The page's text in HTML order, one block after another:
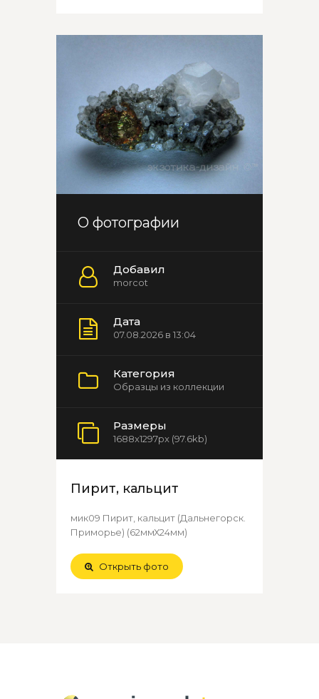
О фотографии
Добавил
morcot
Дата
07.08.2026 в 13:04
Категория
Образцы из коллекции
Размеры
1688x1297px (97.6kb)
Пирит, кальцит
мик09 Пирит, кальцит (Дальнегорск.
Приморье) (62ммХ24мм)
Открыть фото